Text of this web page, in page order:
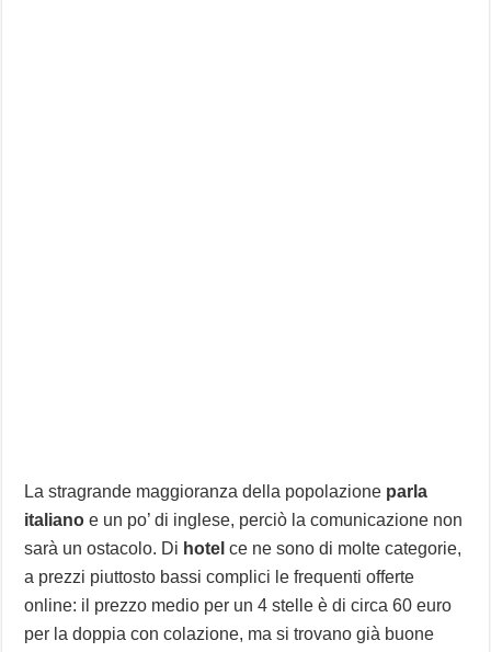
La stragrande maggioranza della popolazione parla
italiano e un po’ di inglese, perciò la comunicazione non
sarà un ostacolo. Di hotel ce ne sono di molte categorie,
a prezzi piuttosto bassi complici le frequenti offerte
online: il prezzo medio per un 4 stelle è di circa 60 euro
per la doppia con colazione, ma si trovano già buone